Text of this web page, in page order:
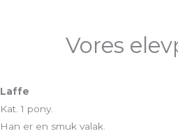
Vores
Laffe
Kat. 1 pony.
Han er en smuk valak.